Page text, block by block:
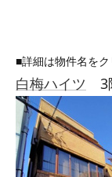
■詳細は物件名を
白梅ハイツ 3